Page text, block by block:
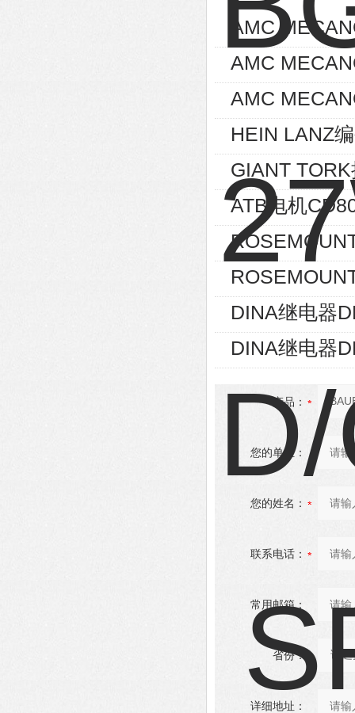
AMC
AMC
AMC
HEIN LANZ
GIANT
ATB电机
DINA继电器
DINA继电器
产品：
您的单位：
您的姓名：
联系电话：
常用邮箱：
省份：
详细地址：